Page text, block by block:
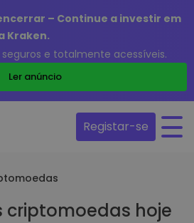
– Continue a investir em
Kraken.
e totalmente acessíveis.
Ler anúncio
Registar-se
hoje